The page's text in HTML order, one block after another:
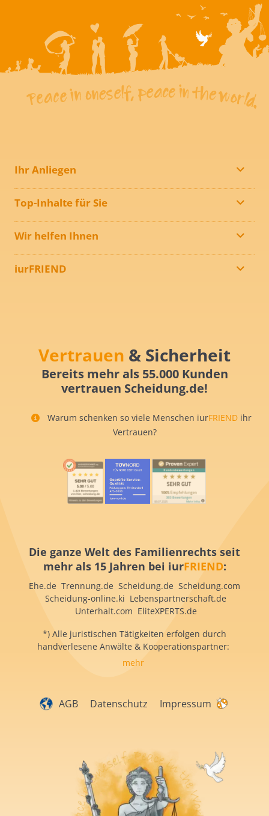
Ihr Anliegen
Top-Inhalte für Sie
Wir helfen Ihnen
iurFRIEND
Vertrauen & Sicherheit
Bereits mehr als 55.000 Kunden
vertrauen Scheidung.de!
Warum schenken so viele Menschen iurFRIEND ihr
Vertrauen?
Die ganze Welt des Familienrechts seit
mehr als 15 Jahren bei iurFRIEND:
Ehe.de Trennung.de Scheidung.de Scheidung.com
Scheidung-online.ki Lebenspartnerschaft.de
Unterhalt.com EliteXPERTS.de
*) Alle juristischen Tätigkeiten erfolgen durch
handverlesene Anwälte & Kooperationspartner:
mehr
AGB Datenschutz Impressum